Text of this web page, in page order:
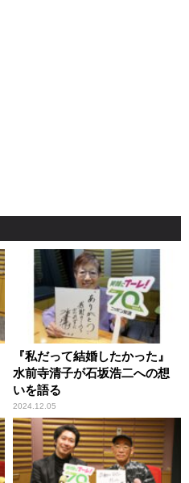
『私だって結婚したかった』
水前寺清子が石坂浩二への想
いを語る
2024.12.05